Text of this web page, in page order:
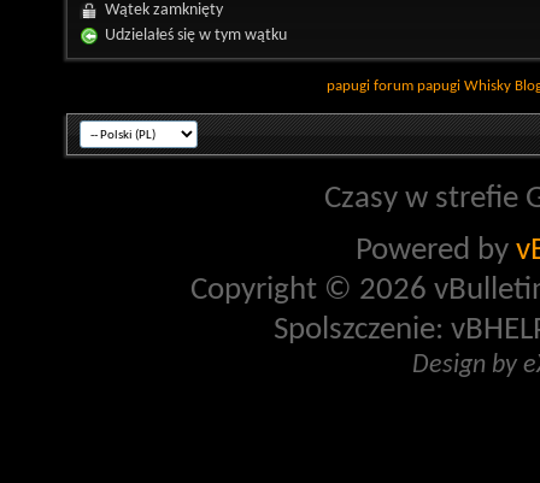
Wątek zamknięty
Udzielałeś się w tym wątku
papugi forum papugi Whisky
Czasy w strefie
Powered by
Copyright © 2026
Spolszczenie:
Design by